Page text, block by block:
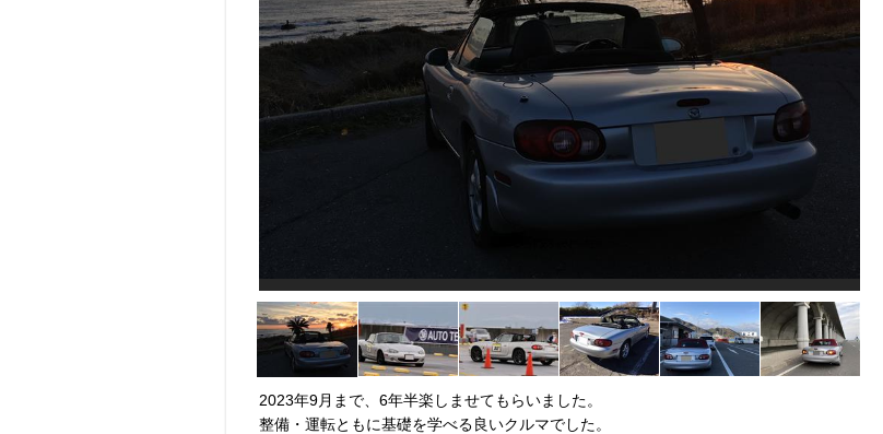
2023年9月まで、6年半楽しませてもらいました。
整備・運転ともに基礎を学べる良いクルマでした。